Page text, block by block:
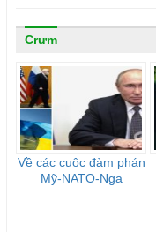
Crưm
Về các cuộc đàm phán
Mỹ-NATO-Nga